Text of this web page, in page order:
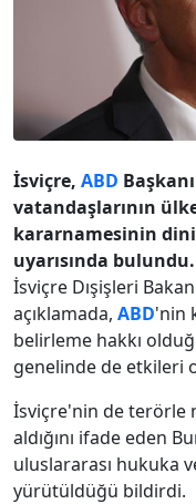
İsviçre, ABD
vatandaşlarının
kararnamesinin dini
uyarısında bulundu.
İsviçre Dışişleri
açıklamada, ABD'nin
belirleme hakkı
genelinde de etkileri
İsviçre'nin de terörle
aldığını ifade eden
uluslararası hukuka
yürütüldüğü bildirdi.